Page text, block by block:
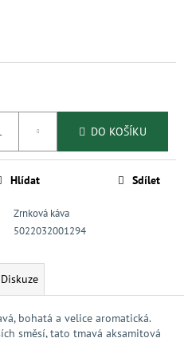
DO KOŠÍKU
Zrnková káva
5022032001294
Hlídat Sdílet
Diskuze
bohatá a velice aromatická.
směsí, tato tmavá aksamitová